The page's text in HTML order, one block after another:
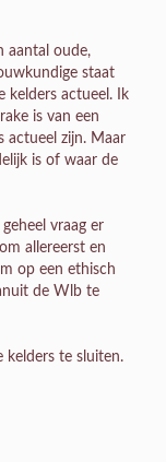
aantal oude,
staat
kelders actueel. Ik
is van een
actueel zijn. Maar
is of waar de
vraag er
allereerst en
op een ethisch
de Wlb te
kelders te sluiten.